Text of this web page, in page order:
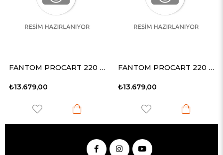
FANTOM PROCART 220 SERVİS ARABASI
₺13.679,00
FANTOM PROCART 220 SERVİS ARABASI
₺13.679,00